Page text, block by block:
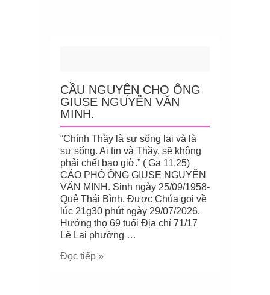
CẦU NGUYỆN CHO ÔNG
GIUSE NGUYỄN VĂN
MINH.
“Chính Thầy là sự sống lại và là
sự sống. Ai tin và Thầy, sẽ không
phải chết bao giờ.” ( Ga 11,25)
CÁO PHÓ ÔNG GIUSE NGUYỄN
VĂN MINH. Sinh ngày 25/09/1958-
Quê Thái Bình. Được Chúa gọi về
lúc 21g30 phút ngày 29/07/2026.
Hưởng thọ 69 tuổi Địa chỉ 71/17
Lê Lai phường …
Đọc tiếp »